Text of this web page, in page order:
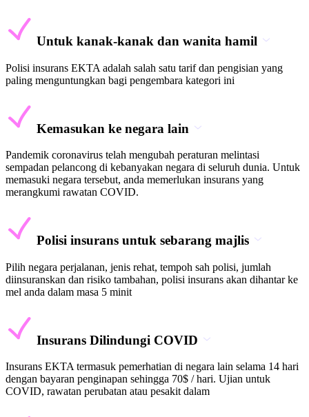
Untuk kanak-kanak dan wanita hamil
Polisi insurans EKTA adalah salah satu tarif dan pengisian yang
paling menguntungkan bagi pengembara kategori ini
Kemasukan ke negara lain
Pandemik coronavirus telah mengubah peraturan melintasi
sempadan pelancong di kebanyakan negara di seluruh dunia. Untuk
memasuki negara tersebut, anda memerlukan insurans yang
merangkumi rawatan COVID.
Polisi insurans untuk sebarang majlis
Pilih negara perjalanan, jenis rehat, tempoh sah polisi, jumlah
diinsuranskan dan risiko tambahan, polisi insurans akan dihantar ke
mel anda dalam masa 5 minit
Insurans Dilindungi COVID
Insurans EKTA termasuk pemerhatian di negara lain selama 14 hari
dengan bayaran penginapan sehingga 70$ / hari. Ujian untuk
COVID, rawatan perubatan atau pesakit dalam